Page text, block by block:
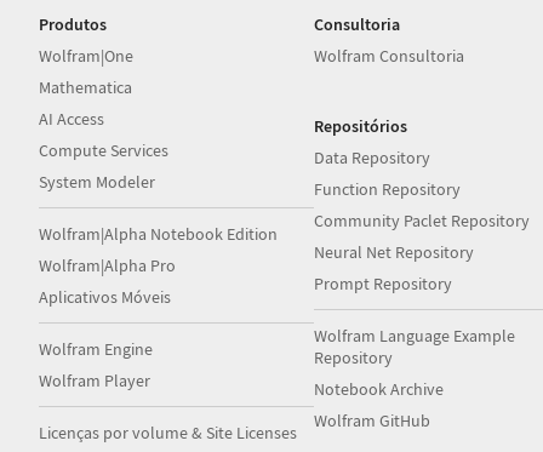
Produtos
Wolfram|One
Mathematica
AI Access
Compute Services
System Modeler
Wolfram|Alpha Notebook Edition
Wolfram|Alpha Pro
Aplicativos Móveis
Wolfram Engine
Wolfram Player
Licenças por volume & Site Licenses
Consultoria
Wolfram Consultoria
Repositórios
Data Repository
Function Repository
Community Paclet Repository
Neural Net Repository
Prompt Repository
Wolfram Language Example
Repository
Notebook Archive
Wolfram GitHub